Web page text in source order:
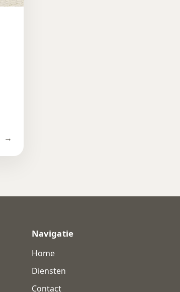
Navigatie
Home
Diensten
Contact